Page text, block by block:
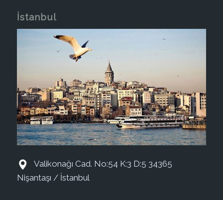
İstanbul
Valikonağı Cad. No:54 K:3 D:5 34365
Nişantaşı / İstanbul